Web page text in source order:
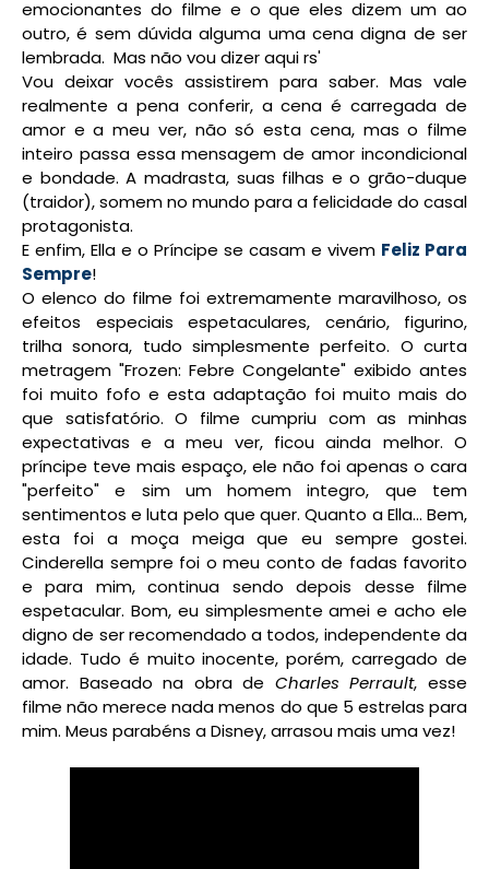
emocionantes do filme e o que eles dizem um ao
outro, é sem dúvida alguma uma cena digna de ser
lembrada. Mas não vou dizer aqui rs'
Vou deixar vocês assistirem para saber. Mas vale
realmente a pena conferir, a cena é carregada de
amor e a meu ver, não só esta cena, mas o filme
inteiro passa essa mensagem de amor incondicional
e bondade. A madrasta, suas filhas e o grão-duque
(traidor), somem no mundo para a felicidade do casal
protagonista.
E enfim, Ella e o Príncipe se casam e vivem Feliz Para
Sempre!
O elenco do filme foi extremamente maravilhoso, os
efeitos especiais espetaculares, cenário, figurino,
trilha sonora, tudo simplesmente perfeito. O curta
metragem "Frozen: Febre Congelante" exibido antes
foi muito fofo e esta adaptação foi muito mais do
que satisfatório. O filme cumpriu com as minhas
expectativas e a meu ver, ficou ainda melhor. O
príncipe teve mais espaço, ele não foi apenas o cara
"perfeito" e sim um homem integro, que tem
sentimentos e luta pelo que quer. Quanto a Ella... Bem,
esta foi a moça meiga que eu sempre gostei.
Cinderella sempre foi o meu conto de fadas favorito
e para mim, continua sendo depois desse filme
espetacular. Bom, eu simplesmente amei e acho ele
digno de ser recomendado a todos, independente da
idade. Tudo é muito inocente, porém, carregado de
amor. Baseado na obra de Charles Perrault, esse
filme não merece nada menos do que 5 estrelas para
mim. Meus parabéns a Disney, arrasou mais uma vez!